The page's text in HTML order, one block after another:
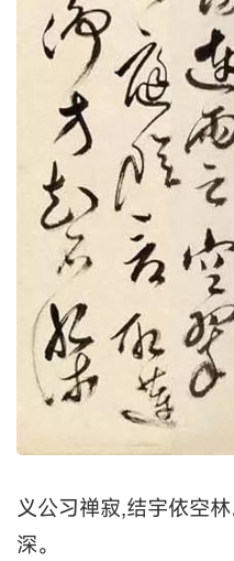
义公习禅寂,结宇依空
深。